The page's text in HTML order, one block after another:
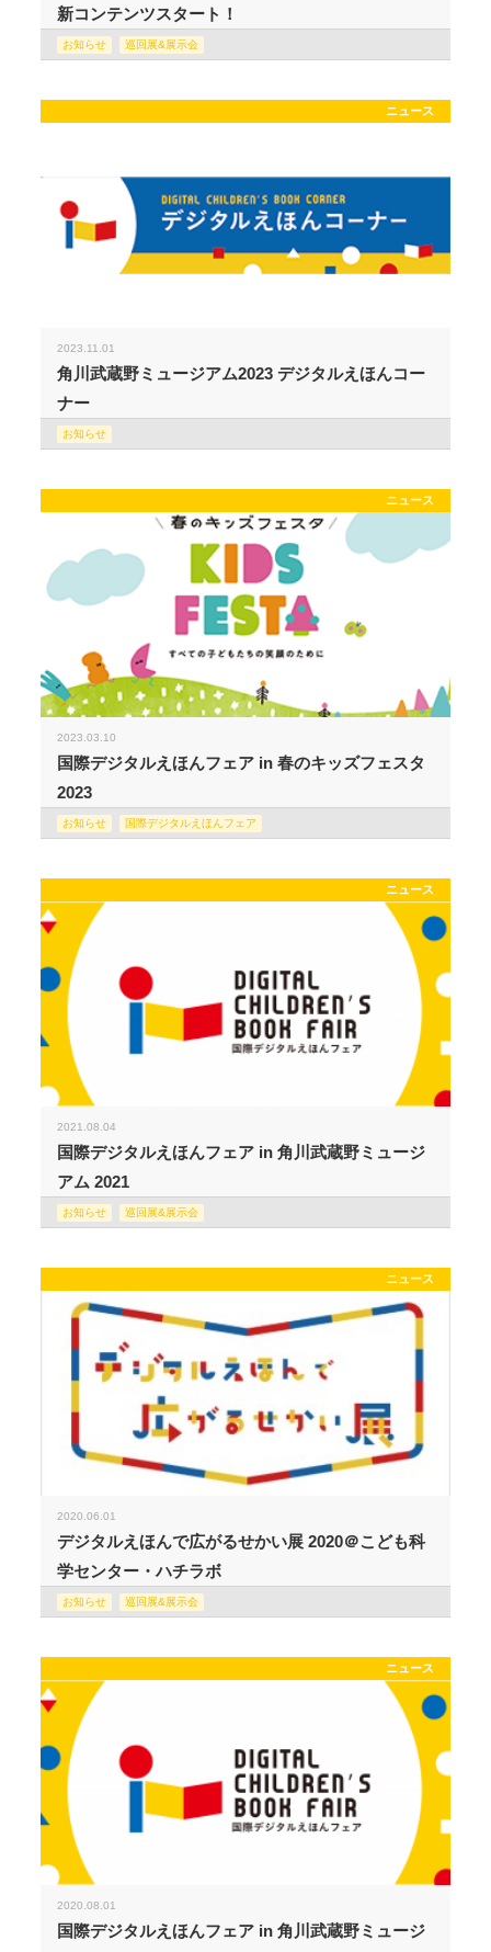
新コンテンツスタート！
お知らせ 巡回展&展示会
ニュース
2023.11.01
角川武蔵野ミュージアム2023 デジタルえほんコー
ナー
お知らせ
ニュース
2023.03.10
国際デジタルえほんフェア in 春のキッズフェスタ
2023
お知らせ 国際デジタルえほんフェア
ニュース
2021.08.04
国際デジタルえほんフェア in 角川武蔵野ミュージ
アム 2021
お知らせ 巡回展&展示会
ニュース
2020.06.01
デジタルえほんで広がるせかい展 2020＠こども科
学センター・ハチラボ
お知らせ 巡回展&展示会
ニュース
2020.08.01
国際デジタルえほんフェア in 角川武蔵野ミュージ